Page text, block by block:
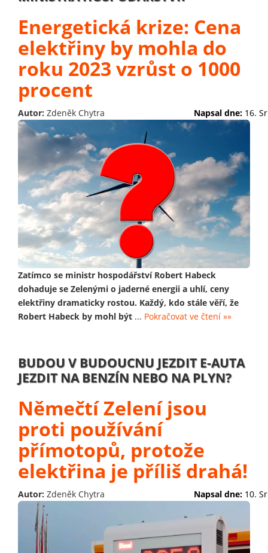
Energetická krize: Cena
elektřiny by mohla do
roku 2023 vzrůst o 1000
procent
Autor: Zdeněk Chytra Napsal dne: 16.
Zatímco se ministr hospodářství Robert Habeck
dohaduje se Zelenými o jaderné energii a uhlí, ceny
elektřiny dramaticky rostou. Každý, kdo stále věří, že
Robert Habeck by mohl být ... Pokračovat ve čtení »»
BUDOU V BUDOUCNU JEZDIT E-AUTA
JEZDIT NA BENZÍN NEBO NA PLYN?
Němečtí Zelení jsou
proti používání
přímotopů, protože
elektřina je příliš drahá!
Autor: Zdeněk Chytra Napsal dne: 10.